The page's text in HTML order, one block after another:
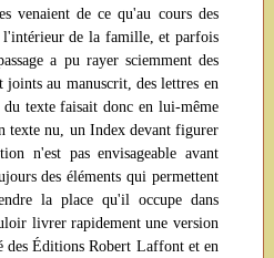
venaient de ce qu'au cours des
l'intérieur de la famille, et parfois
a pu rayer sciemment des
au manuscrit, des lettres en
texte faisait donc en lui-même
texte nu, un Index devant figurer
n'est pas envisageable avant
des éléments qui permettent
la place qu'il occupe dans
livrer rapidement une version
Éditions Robert Laffont et en